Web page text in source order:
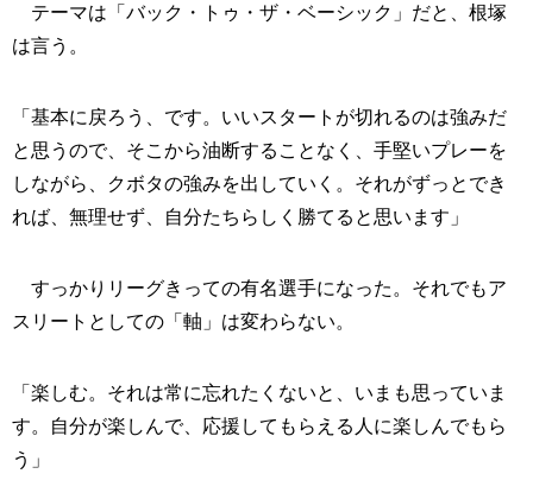
テーマは「バック・トゥ・ザ・ベーシック」だと、根塚
は言う。
「基本に戻ろう、です。いいスタートが切れるのは強みだ
と思うので、そこから油断することなく、手堅いプレーを
しながら、クボタの強みを出していく。それがずっとでき
れば、無理せず、自分たちらしく勝てると思います」
すっかりリーグきっての有名選手になった。それでもア
スリートとしての「軸」は変わらない。
「楽しむ。それは常に忘れたくないと、いまも思っていま
す。自分が楽しんで、応援してもらえる人に楽しんでもら
う」